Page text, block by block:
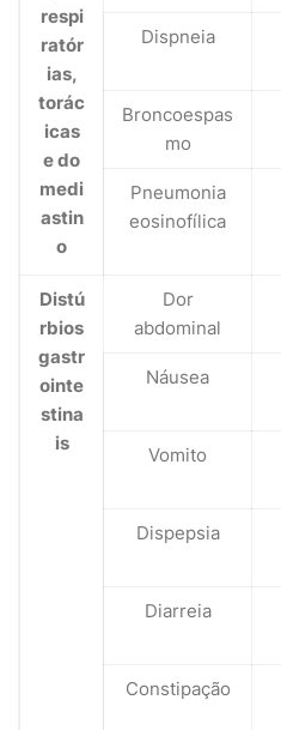
respi
ratór
ias,
torác
icas
e do
medi
astin
o
Dispneia
Broncoespas
mo
Pneumonia
eosinofílica
Distú
rbios
gastr
ointe
stina
is
Dor
abdominal
Náusea
Vomito
Dispepsia
Diarreia
Constipação